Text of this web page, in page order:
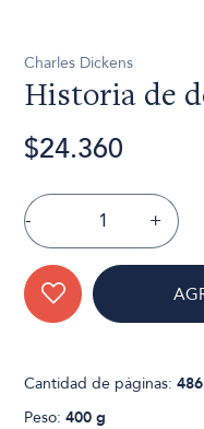
Charles Dickens
Historia de
$24.360
- +
Cantidad de páginas:486
Peso:400 g